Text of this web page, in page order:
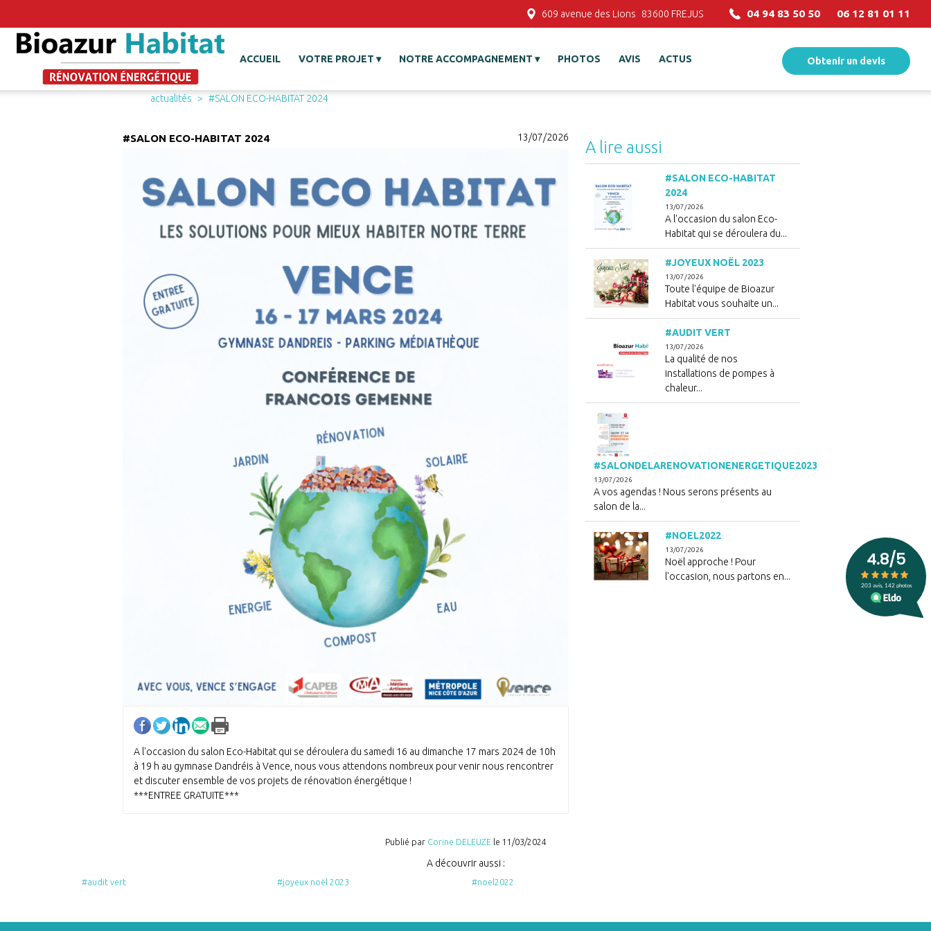
Obtenir un devis
609 avenue des Lions 83600 FREJUS 04 94 83 50 50 06 12 81 01 11
ACCUEIL VOTRE PROJET NOTRE ACCOMPAGNEMENT PHOTOS AVIS ACTUS
actualités #SALON ECO-HABITAT 2024
#SALON ECO-HABITAT 2024 13/07/2026
A l'occasion du salon Eco-Habitat qui se déroulera du samedi 16 au dimanche 17 mars 2024 de 10h
à 19 h au gymnase Dandréis à Vence, nous vous attendons nombreux pour venir nous rencontrer
et discuter ensemble de vos projets de rénovation énergétique !
***ENTREE GRATUITE***
A lire aussi
#SALON ECO-HABITAT
2024
13/07/2026
A l'occasion du salon Eco-
Habitat qui se déroulera du...
#JOYEUX NOËL 2023
13/07/2026
Toute l'équipe de Bioazur
Habitat vous souhaite un...
#AUDIT VERT
13/07/2026
La qualité de nos
installations de pompes à
chaleur...
#SALONDELARENOVATIONENERGETIQUE2023
13/07/2026
A vos agendas ! Nous serons présents au
salon de la...
#NOEL2022
13/07/2026
Noël approche ! Pour
l'occasion, nous partons en...
Publié par Corine DELEUZE le 11/03/2024
A découvrir aussi :
#audit vert #joyeux noël 2023 #noel2022